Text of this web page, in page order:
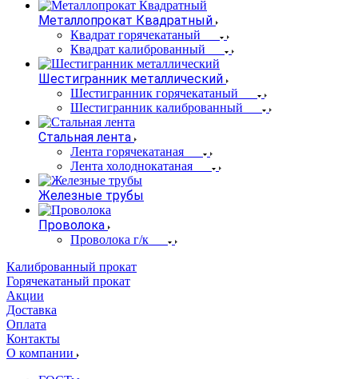
Металлопрокат Квадратный
Квадрат горячекатаный
Квадрат калиброванный
Шестигранник металлический
Шестигранник горячекатаный
Шестигранник калиброванный
Стальная лента
Лента горячекатаная
Лента холоднокатаная
Железные трубы
Проволока
Проволока г/к
Калиброванный прокат
Горячекатаный прокат
Акции
Доставка
Оплата
Контакты
О компании